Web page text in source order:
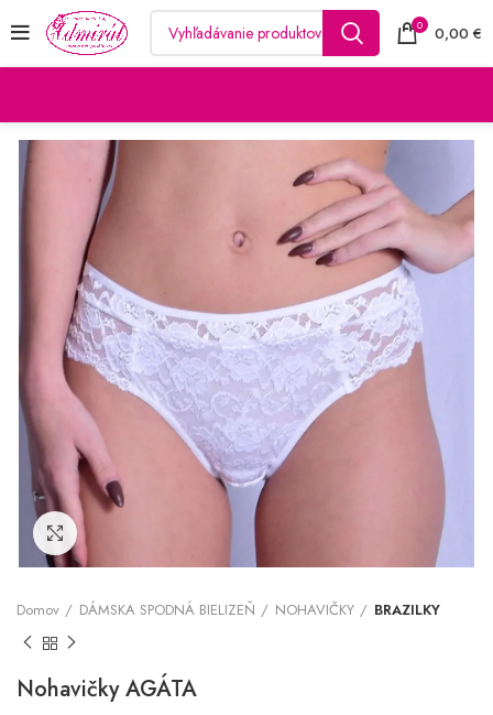
0 0,00 €
Kliknutím zväčšite
Domov DÁMSKA SPODNÁ BIELIZEŇ NOHAVIČKY BRAZILKY
Nohavičky AGÁTA